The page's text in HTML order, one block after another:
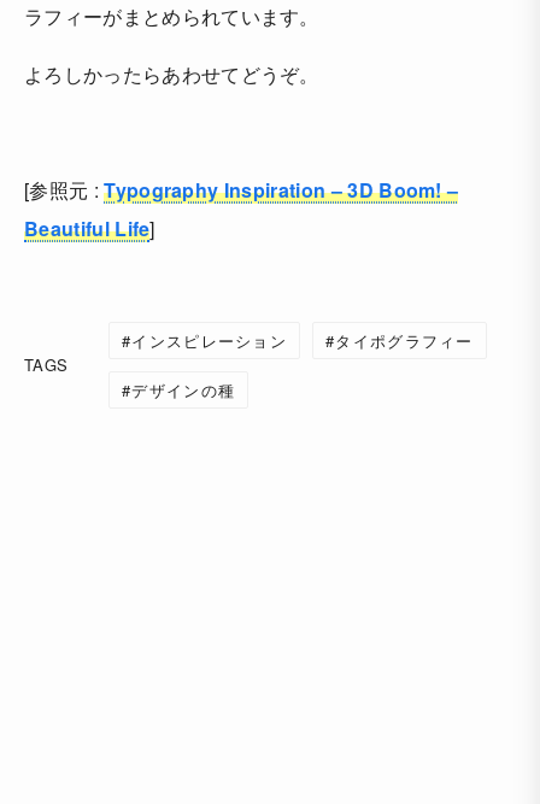
ラフィーがまとめられています。
よろしかったらあわせてどうぞ。
[参照元 :Typography Inspiration – 3D Boom! –
Beautiful Life]
TAGS
インスピレーション タイポグラフィー
デザインの種